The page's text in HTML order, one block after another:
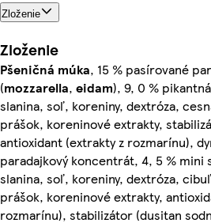
Zloženie
Zloženie
Pšeničná múka, 15 % pasírované
(mozzarella, eidam), 9, 0 %
slanina, soľ, koreniny, dextróza,
prášok, koreninové extrakty,
antioxidant (extrakty z rozmarínu),
paradajkový koncentrát, 4, 5 % mini
slanina, soľ, koreniny, dextróza,
prášok, koreninové extrakty,
rozmarínu), stabilizátor (dusitan